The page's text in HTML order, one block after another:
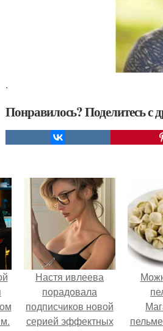
.
Понравилось? Поделитесь с
Настя ивлеева
порадовала
подписчиков новой
серией эффектных